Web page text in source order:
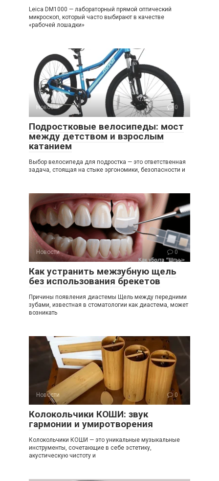
Leica DM1000 — лабораторный прямой оптический
микроскоп, который часто выбирают в качестве
«рабочей лошадки»
Новости 0
Подростковые велосипеды: мост
между детством и взрослым
катанием
Выбор велосипеда для подростка — это ответственная
задача, стоящая на стыке эргономики, безопасности и
Новости 0
Как устранить межзубную щель
без использования брекетов
Причины появления диастемы Щель между передними
зубами, известная в стоматологии как диастема, может
возникать
Новости 0
Колокольчики КОШИ: звук
гармонии и умиротворения
Колокольчики КОШИ — это уникальные музыкальные
инструменты, сочетающие в себе эстетику,
акустическую чистоту и